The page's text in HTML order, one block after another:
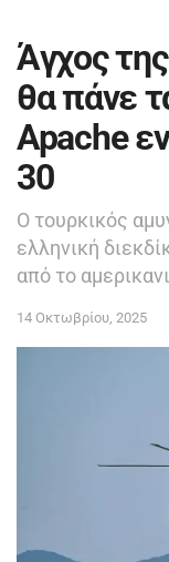
Άγχος
θα πάνε
Apache
30
Ο τουρκικός
ελληνική
από το
14 Οκτωβρίου, 2025